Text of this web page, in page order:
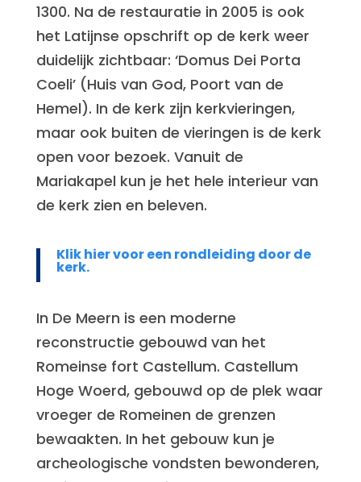
1300. Na de restauratie in 2005 is ook
het Latijnse opschrift op de kerk weer
duidelijk zichtbaar: ‘Domus Dei Porta
Coeli’ (Huis van God, Poort van de
Hemel). In de kerk zijn kerkvieringen,
maar ook buiten de vieringen is de kerk
open voor bezoek. Vanuit de
Mariakapel kun je het hele interieur van
de kerk zien en beleven.
Klik hier voor een rondleiding door de
kerk.
In De Meern is een moderne
reconstructie gebouwd van het
Romeinse fort Castellum. Castellum
Hoge Woerd, gebouwd op de plek waar
vroeger de Romeinen de grenzen
bewaakten. In het gebouw kun je
archeologische vondsten bewonderen,